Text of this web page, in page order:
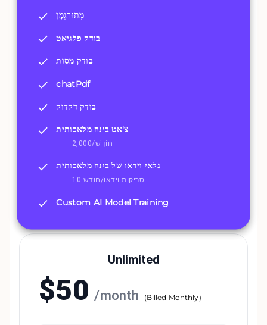
מְתוּרגְמָן
בודק פלגיאט
בודק מסות
chatPdf
בודק דקדוק
צ'אט בינה מלאכותית
2,000/חוֹדֶשׁ
גלאי וידאו של בינה מלאכותית
10 סריקות וידאו/חודש
Custom AI Model Training
Unlimited
$50 /month (Billed Monthly)